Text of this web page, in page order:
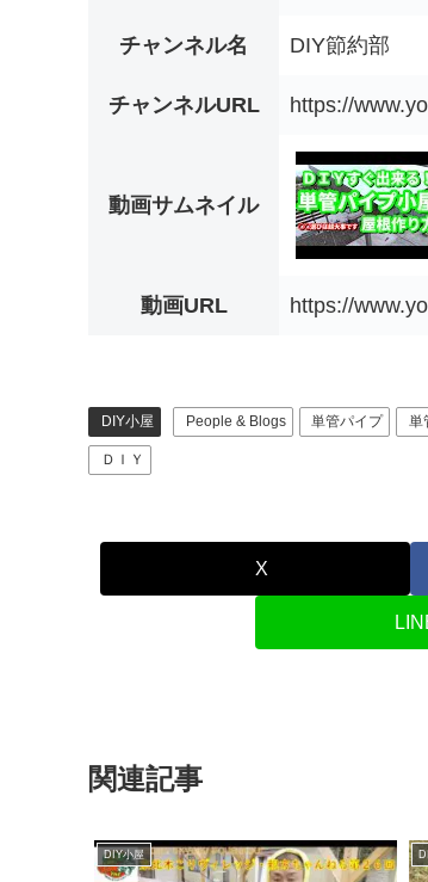
チャンネル名 DIY節約部
チャンネルURL https://
動画サムネイル
動画URL https://
DIY小屋 People & Blogs 単管パイプ 単
ＤＩＹ
X
関連記事
DIY小屋